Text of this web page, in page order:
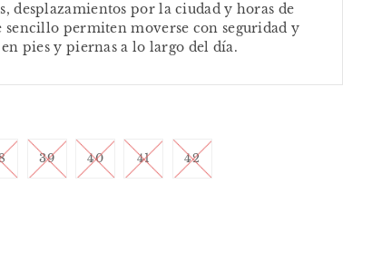
desplazamientos por la ciudad y horas de
sencillo permiten moverse con seguridad y
pies y piernas a lo largo del día.
39 40 41 42